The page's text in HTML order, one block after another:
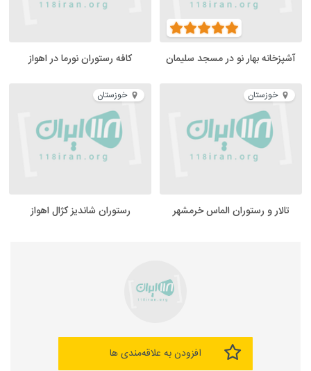
آشپزخانه بهار نو در مسجد سلیمان کافه رستوران نورما در اهواز
خوزستان
تالار و رستوران الماس خرمشهر
خوزستان
رستوران شاندیز کژال اهواز
افزودن به علاقه‌مندی ها